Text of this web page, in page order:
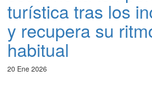
turística tras los
y recupera su
habitual
20 Ene 2026